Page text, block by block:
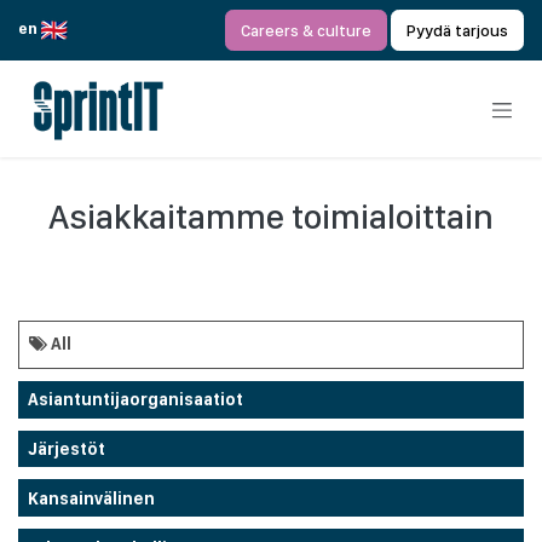
en
Careers & culture Pyydä tarjous
Asiakkaitamme toimialoittain
All
Asiantuntijaorganisaatiot
Järjestöt
Kansainvälinen